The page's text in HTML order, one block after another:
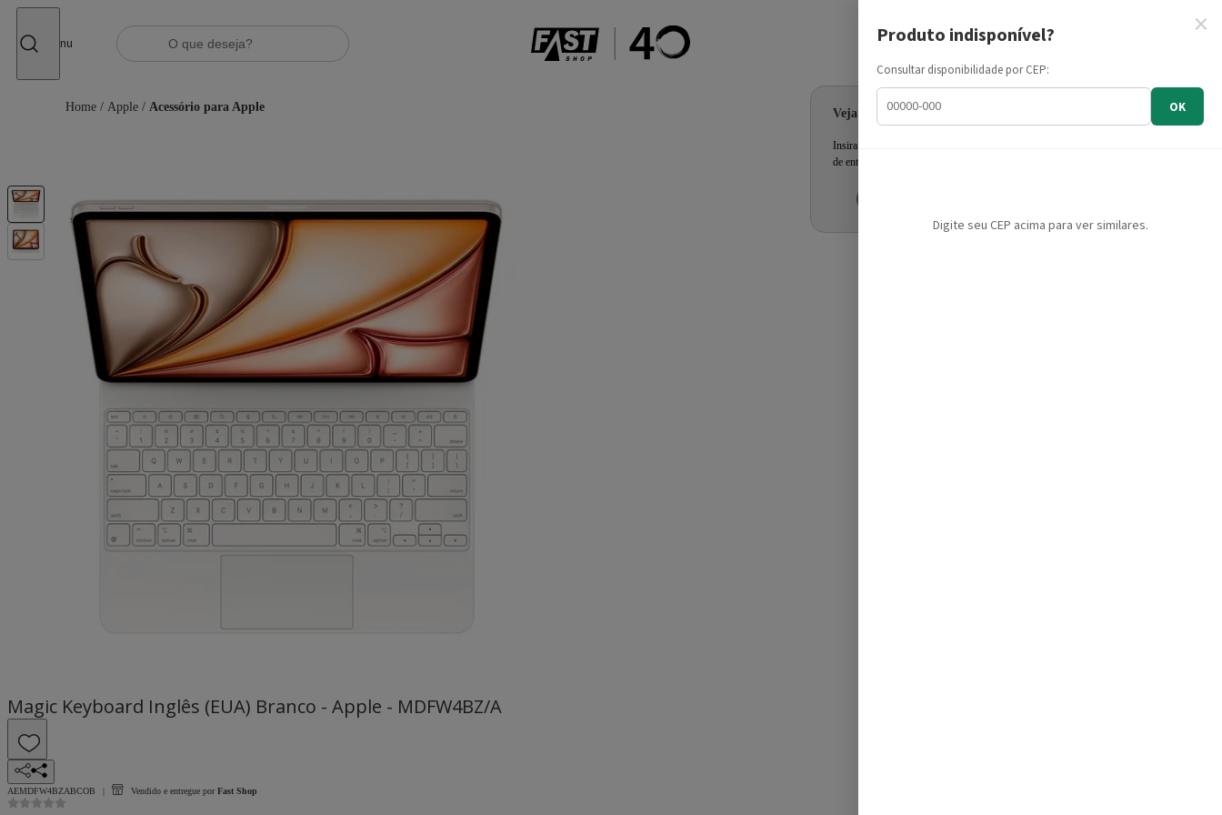
Menu
Informe seu CEP
Veja as ofertas para seu endereço!
Insira seu CEP e confira a disponibilidade dos produtos e prazo
de entrega.
Home / Apple / Acessório para Apple
Magic Keyboard Inglês (EUA) Branco - Apple - MDFW4BZ/A
AEMDFW4BZABCOB Vendido e entregue por Fast Shop
×
Produto indisponível?
Consultar disponibilidade por CEP:
OK
Digite seu CEP acima para ver similares.